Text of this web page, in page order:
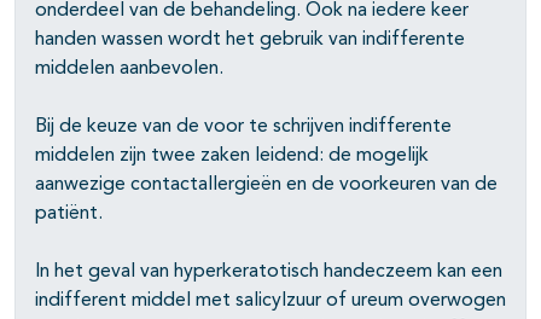
onderdeel van de behandeling. Ook na iedere keer
handen wassen wordt het gebruik van indifferente
middelen aanbevolen.
Bij de keuze van de voor te schrijven indifferente
middelen zijn twee zaken leidend: de mogelijk
aanwezige contactallergieën en de voorkeuren van de
patiënt.
In het geval van hyperkeratotisch handeczeem kan een
indifferent middel met salicylzuur of ureum overwogen